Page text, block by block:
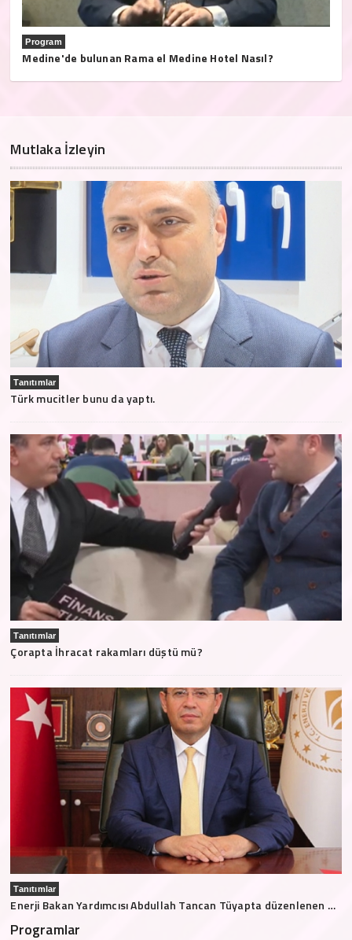
Program
Medine'de bulunan Rama el Medine Hotel Nasıl?
Mutlaka İzleyin
Tanıtımlar
Türk mucitler bunu da yaptı.
Tanıtımlar
Çorapta İhracat rakamları düştü mü?
Tanıtımlar
Enerji Bakan Yardımcısı Abdullah Tancan Tüyapta düzenlenen Maden Fuarında ne tür mesajlar verdi?
Programlar